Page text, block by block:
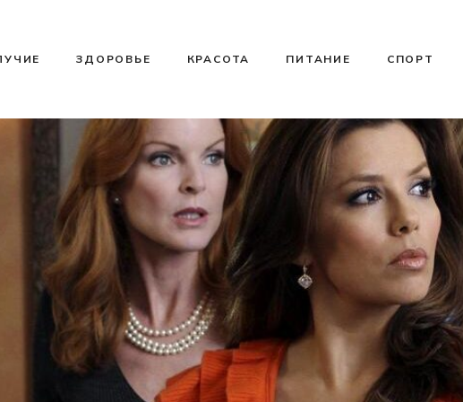
ЗДОРОВЬЕ КРАСОТА ПИТАНИЕ СПОРТ